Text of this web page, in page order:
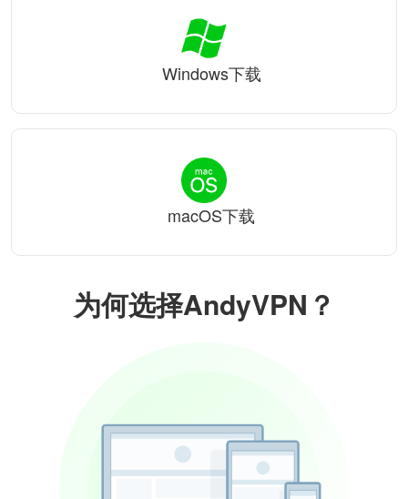
为何选择AndyVPN？
Windows下载
macOS下载